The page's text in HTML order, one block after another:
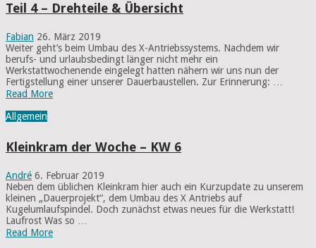
Teil 4 – Drehteile & Übersicht
Fabian 26. März 2019
Weiter geht’s beim Umbau des X-Antriebssystems. Nachdem wir
berufs- und urlaubsbedingt länger nicht mehr ein
Werkstattwochenende eingelegt hatten nähern wir uns nun der
Fertigstellung einer unserer Dauerbaustellen. Zur Erinnerung: …
Read More
Allgemein
Kleinkram der Woche – KW 6
André 6. Februar 2019
Neben dem üblichen Kleinkram hier auch ein Kurzupdate zu unserem
kleinen „Dauerprojekt“, dem Umbau des X Antriebs auf
Kugelumlaufspindel. Doch zunächst etwas neues für die Werkstatt!
Laufrost Was so …
Read More